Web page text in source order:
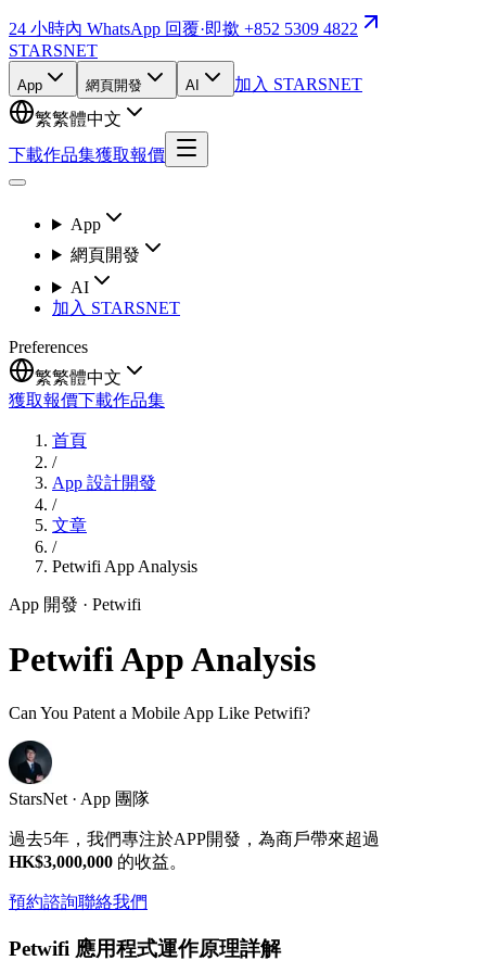
24 小時內 WhatsApp 回覆·即撳 +852 5309 4822
STARSNET
App 網頁開發 AI
加入 STARSNET
繁繁體中文
下載作品集獲取報價
App
網頁開發
AI
加入 STARSNET
Preferences
繁繁體中文
獲取報價下載作品集
首頁
/
App 設計開發
/
文章
/
Petwifi App Analysis
App 開發 · Petwifi
Petwifi App Analysis
Can You Patent a Mobile App Like Petwifi?
StarsNet · App 團隊
過去5年，我們專注於APP開發，為商戶帶來超過
HK$3,000,000 的收益。
預約諮詢聯絡我們
Petwifi 應用程式運作原理詳解